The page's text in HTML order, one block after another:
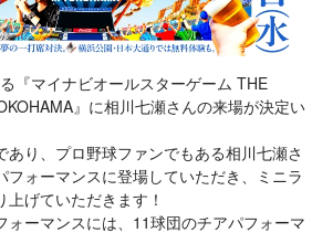
『マイナビオールスターゲーム THE
』に相川七瀬さんの来場が決定い
あり、プロ野球ファンでもある相川七瀬さ
フォーマンスに登場していただき、ミニラ
げていただきます！
ォーマンスには、11球団のチアパフォーマ